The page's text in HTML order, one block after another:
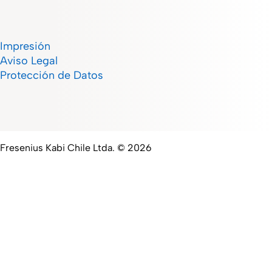
Impresión
Aviso Legal
Protección de Datos
Fresenius Kabi Chile Ltda. © 2026